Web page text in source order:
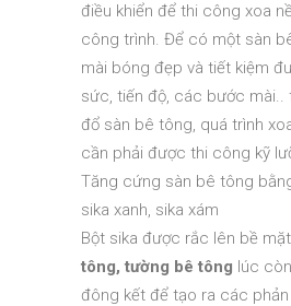
điều khiển để thi công xoa
công trình. Để có một sàn
mài bóng đẹp và tiết kiệm
sức, tiến độ, các bước mài..
đổ sàn bê tông, quá trình
cần phải được thi công kỹ
Tăng cứng sàn bê tông
sika xanh, sika xám
Bột sika được rắc lên bề mặt
tông, tường bê tông lúc
đông kết để tạo ra các